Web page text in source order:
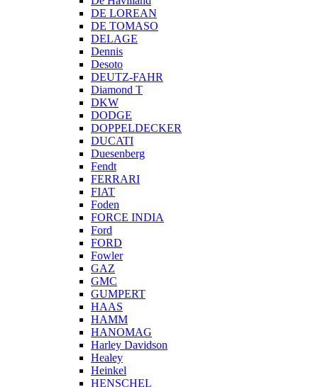
DE LOREAN
DE TOMASO
DELAGE
Dennis
Desoto
DEUTZ-FAHR
Diamond T
DKW
DODGE
DOPPELDECKER
DUCATI
Duesenberg
Fendt
FERRARI
FIAT
Foden
FORCE INDIA
Ford
FORD
Fowler
GAZ
GMC
GUMPERT
HAAS
HAMM
HANOMAG
Harley Davidson
Healey
Heinkel
HENSCHEL